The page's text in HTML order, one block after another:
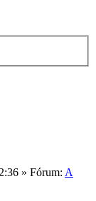
» Fórum: A